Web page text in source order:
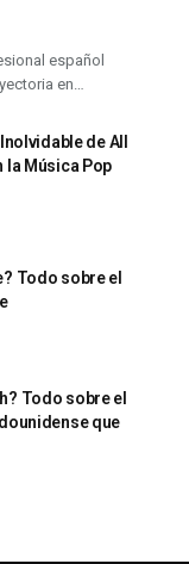
español
en…
de All
la Música Pop
Todo sobre el
Todo sobre el
que